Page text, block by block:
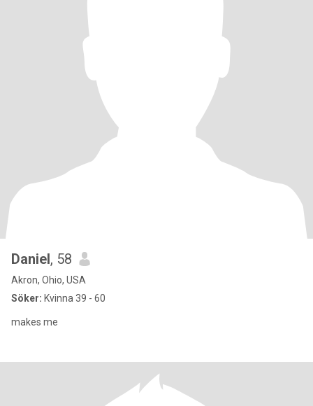
Daniel, 58
Akron, Ohio, USA
Söker: Kvinna 39 - 60
makes me